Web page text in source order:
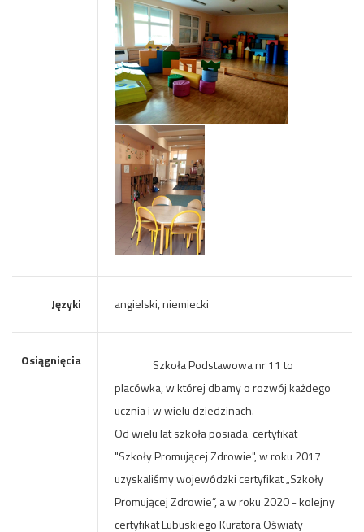
Języki angielski, niemiecki
Osiągnięcia
Szkoła Podstawowa nr 11 to
placówka, w której dbamy o rozwój każdego
ucznia i w wielu dziedzinach.
Od wielu lat szkoła posiada certyfikat
"Szkoły Promującej Zdrowie",w roku 2017
uzyskaliśmy wojewódzki certyfikat „Szkoły
Promującej Zdrowie”, a w roku 2020 - kolejny
certyfikat Lubuskiego Kuratora Oświaty